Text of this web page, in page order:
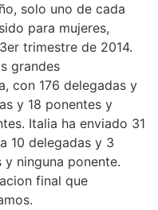
solo uno de cada
para mujeres,
trimestre de 2014.
grandes
con 176 delegadas y
y 18 ponentes y
Italia ha enviado 31
10 delegadas y 3
ninguna ponente.
final que